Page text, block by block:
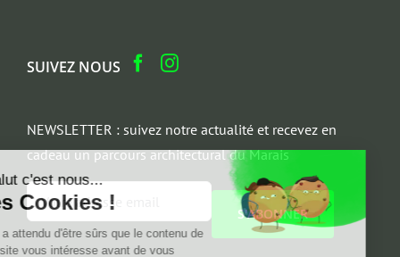
SUIVEZ NOUS
NEWSLETTER : suivez notre actualité et recevez en
cadeau un parcours architectural du Marais
Email
*
Salut c'est nous...
les Cookies !
On a attendu d'être sûrs que le contenu de
ce site vous intéresse avant de vous